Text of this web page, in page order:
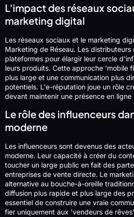
L'impact des réseaux
marketing digital
Les réseaux sociaux et le marketing
Marketing de Réseau. Les distributeurs
plateformes pour élargir leur cercle
leurs produits. Cette approche 'mobile
plus large et une communication plus
potentiels. L'e-réputation joue un rôle
devant maintenir une présence en ligne
Le rôle des influenceurs
moderne
Les influenceurs sont devenus des
moderne. Leur capacité à créer du
toucher un large public en fait des
entreprises de vente directe. Le
alternative au bouche-à-oreille
diffusion plus rapide et plus large des
essentiel de construire une vraie
fier uniquement aux 'vendeurs de